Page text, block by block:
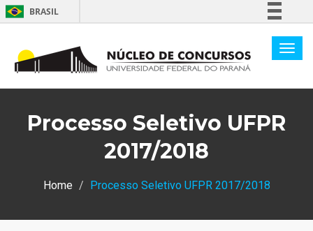
BRASIL
Comunica BR
Legislação
Processo Seletivo UFPR
2017/2018
Home Processo Seletivo UFPR 2017/2018